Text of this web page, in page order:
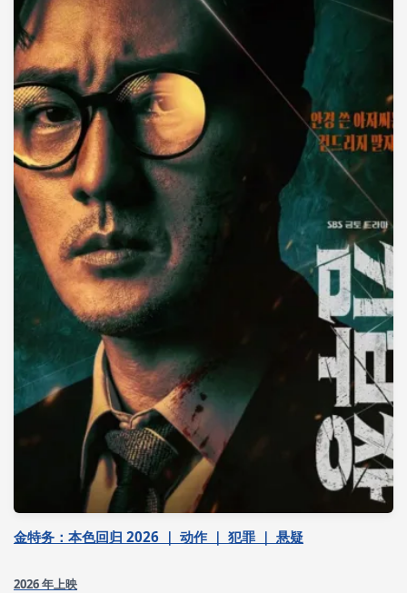
金特务：本色回归 2026 ｜ 动作 ｜ 犯罪 ｜ 悬疑
2026 年上映